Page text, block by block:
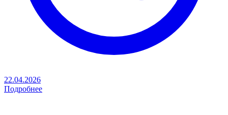
22.04.2026
Подробнее